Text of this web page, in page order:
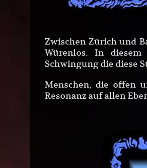
Zwischen Zürich und
Würenlos. In
Schwingung die diese
Menschen, die offen
Resonanz auf allen